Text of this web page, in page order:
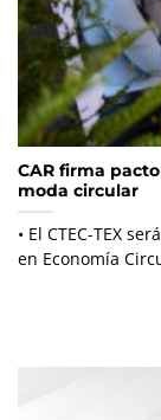
CAR firma
moda circular
• El CTEC-TEX
en Economía